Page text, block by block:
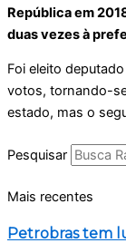
República em
duas vezes à
Foi eleito
votos, tornando-
estado, mas o
Pesquisar
Mais recentes
Petrobras tem